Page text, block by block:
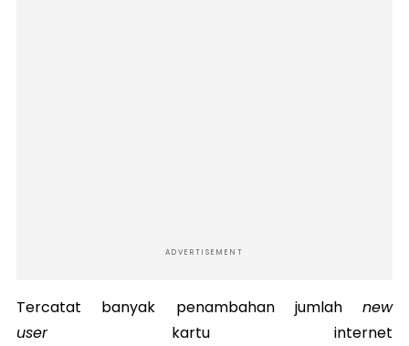
ADVERTISEMENT
Tercatat banyak penambahan jumlah new
userkartu internet